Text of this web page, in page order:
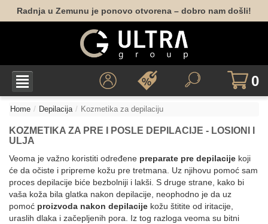
Radnja u Zemunu je ponovo otvorena – dobro nam došli!
0
Home Depilacija Kozmetika za depilaciju
KOZMETIKA ZA PRE I POSLE DEPILACIJE - LOSIONI I
ULJA
Veoma je važno koristiti određene preparate pre depilacije koji
će da očiste i pripreme kožu pre tretmana. Uz njihovu pomoć sam
proces depilacije biće bezbolniji i lakši. S druge strane, kako bi
vaša koža bila glatka nakon depilacije, neophodno je da uz
pomoć proizvoda nakon depilacije kožu štitite od iritacije,
uraslih dlaka i začepljenih pora. Iz tog razloga veoma su bitni